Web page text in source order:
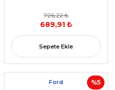
726,22 ₺
689,91 ₺
Sepete Ekle
%5
Ford